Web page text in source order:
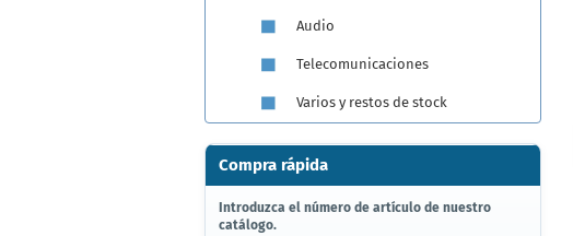
Audio
Telecomunicaciones
Varios y restos de stock
Compra rápida
INTRODUZCA
EL
Introduzca el número de artículo de nuestro
catálogo.